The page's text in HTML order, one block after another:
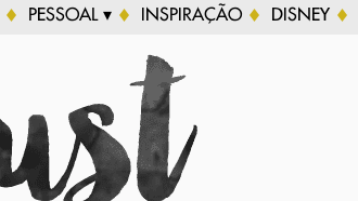
PESSOAL ▾ INSPIRAÇÃO DISNEY